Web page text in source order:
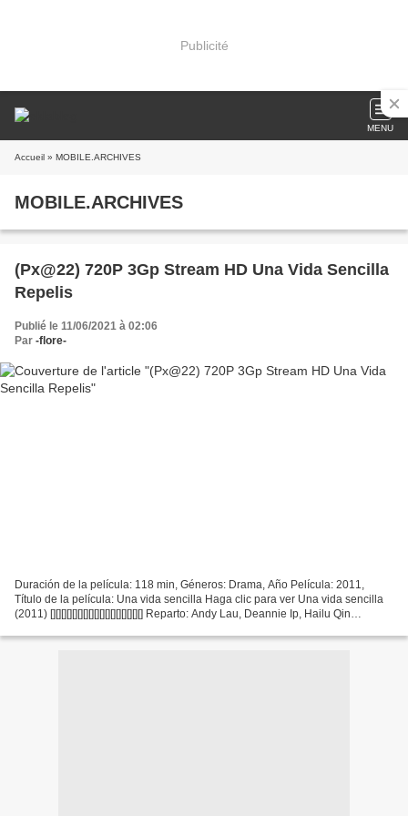
Publicité
MENU
Accueil » MOBILE.ARCHIVES
MOBILE.ARCHIVES
(Px@22) 720P 3Gp Stream HD Una Vida Sencilla
Repelis
Publié le 11/06/2021 à 02:06
Par -flore-
Duración de la película: 118 min, Géneros: Drama, Año Película: 2011,
Título de la película: Una vida sencilla Haga clic para ver Una vida sencilla
(2011) [][][][][][][][][][][][][][][][][] Reparto: Andy Lau, Deannie Ip, Hailu Qin